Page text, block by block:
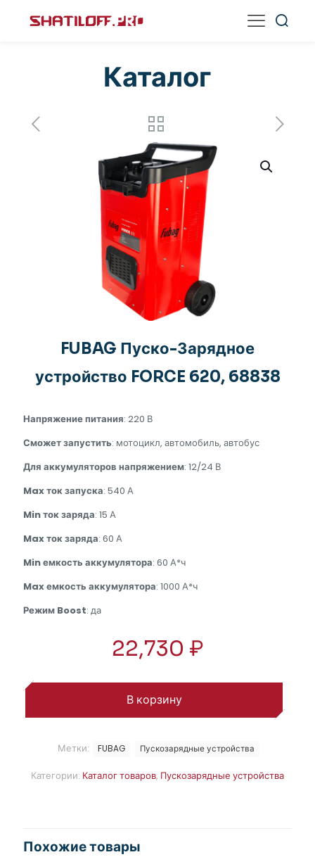
Каталог
FUBAG Пуско-Зарядное
устройство FORCE 620, 68838
Напряжение питания: 220 В
Сможет запустить: мотоцикл, автомобиль, автобус
Для аккумуляторов напряжением: 12/24 В
Max ток запуска: 540 А
Min ток заряда: 15 А
Max ток заряда: 60 А
Min емкость аккумулятора: 60 А*ч
Max емкость аккумулятора: 1000 А*ч
Режим Boost: да
22,730 ₽
В корзину
Категории: Каталог товаров, Пускозарядные устройства
Метки: FUBAG Пускозарядные устройства
Похожие товары